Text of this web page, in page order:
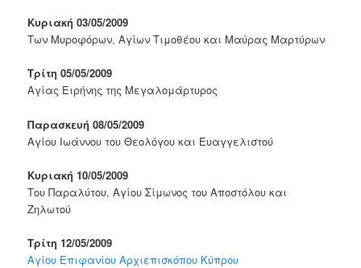
Κυριακή 03/05/2009
Των Μυροφόρων, Αγίων Τιμοθέου και Μαύρας Μαρτύρων
Τρίτη 05/05/2009
Αγίας Ειρήνης της Μεγαλομάρτυρος
Παρασκευή 08/05/2009
Αγίου Ιωάννου του Θεολόγου και Ευαγγελιστού
Κυριακή 10/05/2009
Του Παραλύτου, Αγίου Σίμωνος του Αποστόλου και
Ζηλωτού
Τρίτη 12/05/2009
Αγίου Επιφανίου Αρχιεπισκόπου Κύπρου